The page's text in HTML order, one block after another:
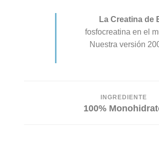
La Creatina de
fosfocreatina en el
Nuestra versión
INGREDIENTE
100%